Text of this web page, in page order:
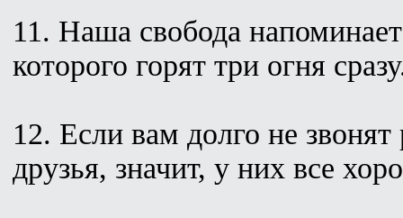
11. Наша свобода
которого горят три огня
12. Если вам долго не
друзья, значит, у них все